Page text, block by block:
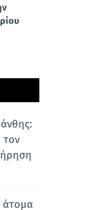
τον
άτομα